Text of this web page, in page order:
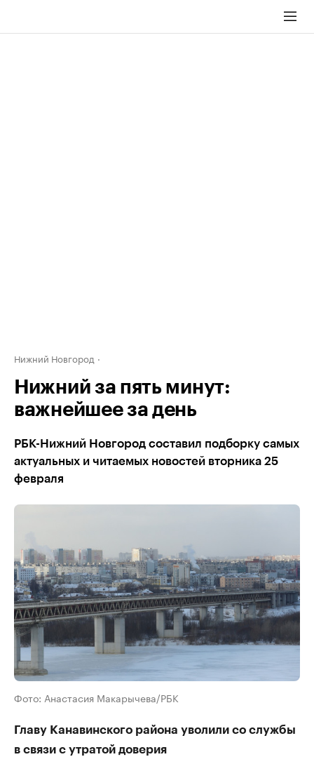
Нижний Новгород
Нижний за пять минут:
важнейшее за день
РБК-Нижний Новгород составил подборку самых
актуальных и читаемых новостей вторника 25
февраля
Фото: Анастасия Макарычева/РБК
Главу Канавинского района уволили со службы
в связи с утратой доверия